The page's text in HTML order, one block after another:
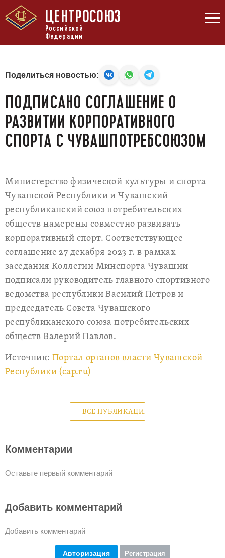
ЦЕНТРОСОЮЗ
Российской
Федерации
Поделиться новостью:
ПОДПИСАНО СОГЛАШЕНИЕ О
РАЗВИТИИ КОРПОРАТИВНОГО
СПОРТА С ЧУВАШПОТРЕБСОЮЗОМ
Министерство физической культуры и спорта
Чувашской Республики и Чувашский
республиканский союз потребительских
обществ намерены совместно развивать
корпоративный спорт. Соответствующее
соглашение 27 декабря 2023 г. в рамках
заседания Коллегии Минспорта Чувашии
подписали руководитель главного спортивного
ведомства республики Василий Петров и
председатель Совета Чувашского
республиканского союза потребительских
обществ Валерий Павлов.
Источник:Портал органов власти Чувашской
Республики (cap.ru)
ВСЕ ПУБЛИКАЦИИ
Комментарии
Оставьте первый комментарий
Добавить комментарий
Добавить комментарий
Авторизация Регистрация